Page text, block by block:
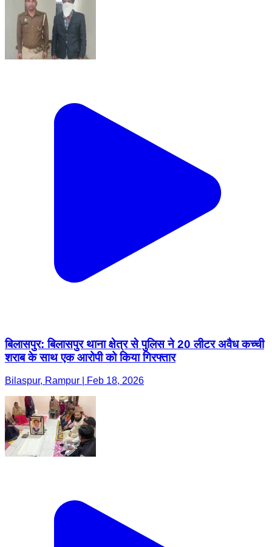
बिलासपुर: बिलासपुर थाना क्षेत्र से पुलिस ने 20 लीटर अवैध कच्ची
शराब के साथ एक आरोपी को किया गिरफ्तार
Bilaspur, Rampur | Feb 18, 2026